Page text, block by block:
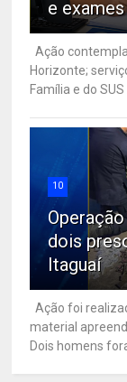
e exames
Ação
Horizonte;
Família e do SUS
10
dois
Itaguaí
Ação foi
material
Dois homens